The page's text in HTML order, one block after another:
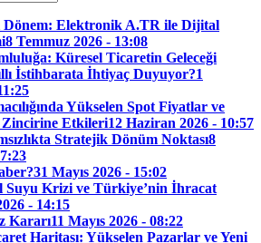
Dönem: Elektronik A.TR ile Dijital
8 Temmuz 2026 - 13:08
Küresel Ticaretin Geleceği
İstihbarata İhtiyaç Duyuyor?1
Yükselen Spot Fiyatlar ve
Zincirine Etkileri12 Haziran 2026 - 10:57
Stratejik Dönüm Noktası8
31 Mayıs 2026 - 15:02
Suyu Krizi ve Türkiye’nin İhracat
- 14:15
Kararı11 Mayıs 2026 - 08:22
Haritası: Yükselen Pazarlar ve Yeni